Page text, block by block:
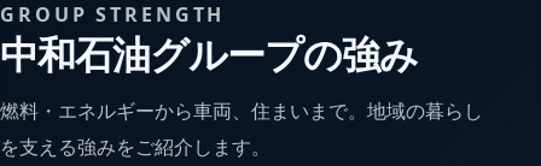
GROUP STRENGTH
中和石油グループの強み
燃料・エネルギーから車両、住まいまで。地域の暮らし
を支える強みをご紹介します。